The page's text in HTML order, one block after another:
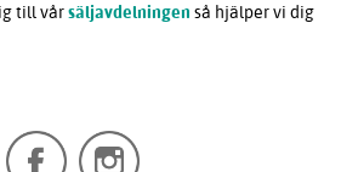
till vårsäljavdelningen så hjälper vi dig